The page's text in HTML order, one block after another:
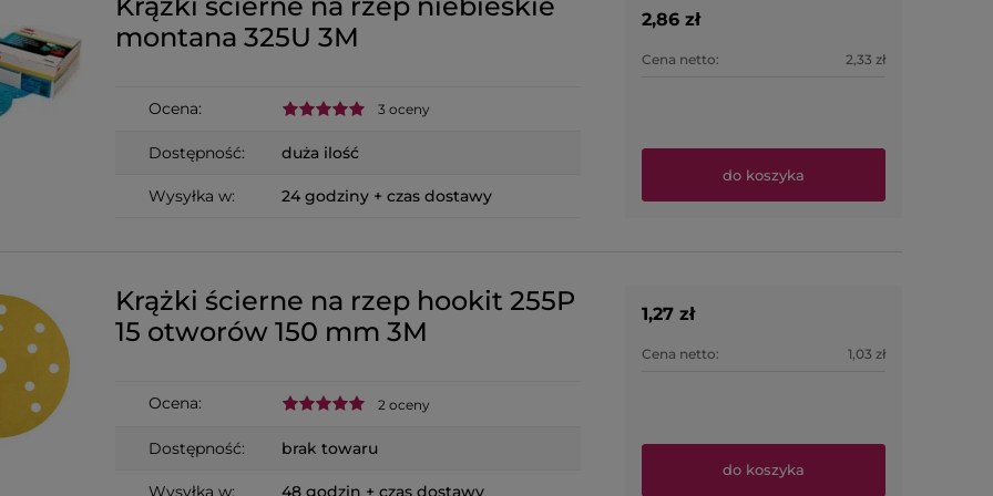
montana 325U 3M
Ocena: 3 oceny
Dostępność: duża ilość
Wysyłka w: 24 godziny + czas dostawy
2,86 zł
Cena netto: 2,33 zł
do koszyka
Krążki ścierne na rzep hookit 255P
15 otworów 150 mm 3M
Ocena: 2 oceny
Dostępność: brak towaru
Wysyłka w: 48 godzin + czas dostawy
1,27 zł
Cena netto: 1,03 zł
do koszyka